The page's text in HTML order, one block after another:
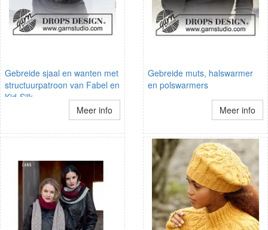
Gebreide sjaal en wanten met
structuurpatroon van Fabel en
Kid-Silk.
Meer info
Gebreide muts, halswarmer
en polswarmers
Meer info